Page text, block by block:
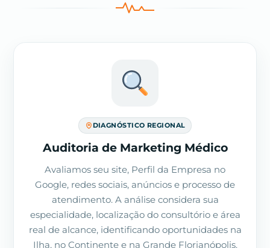
DIAGNÓSTICO REGIONAL
Auditoria de Marketing Médico
Avaliamos seu site, Perfil da Empresa no
Google, redes sociais, anúncios e processo de
atendimento. A análise considera sua
especialidade, localização do consultório e área
real de alcance, identificando oportunidades na
Ilha, no Continente e na Grande Florianópolis.